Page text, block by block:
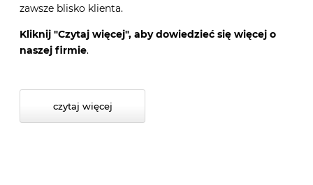
zawsze blisko klienta.
Kliknij "Czytaj więcej", aby dowiedzieć się więcej o
naszej firmie.
czytaj więcej